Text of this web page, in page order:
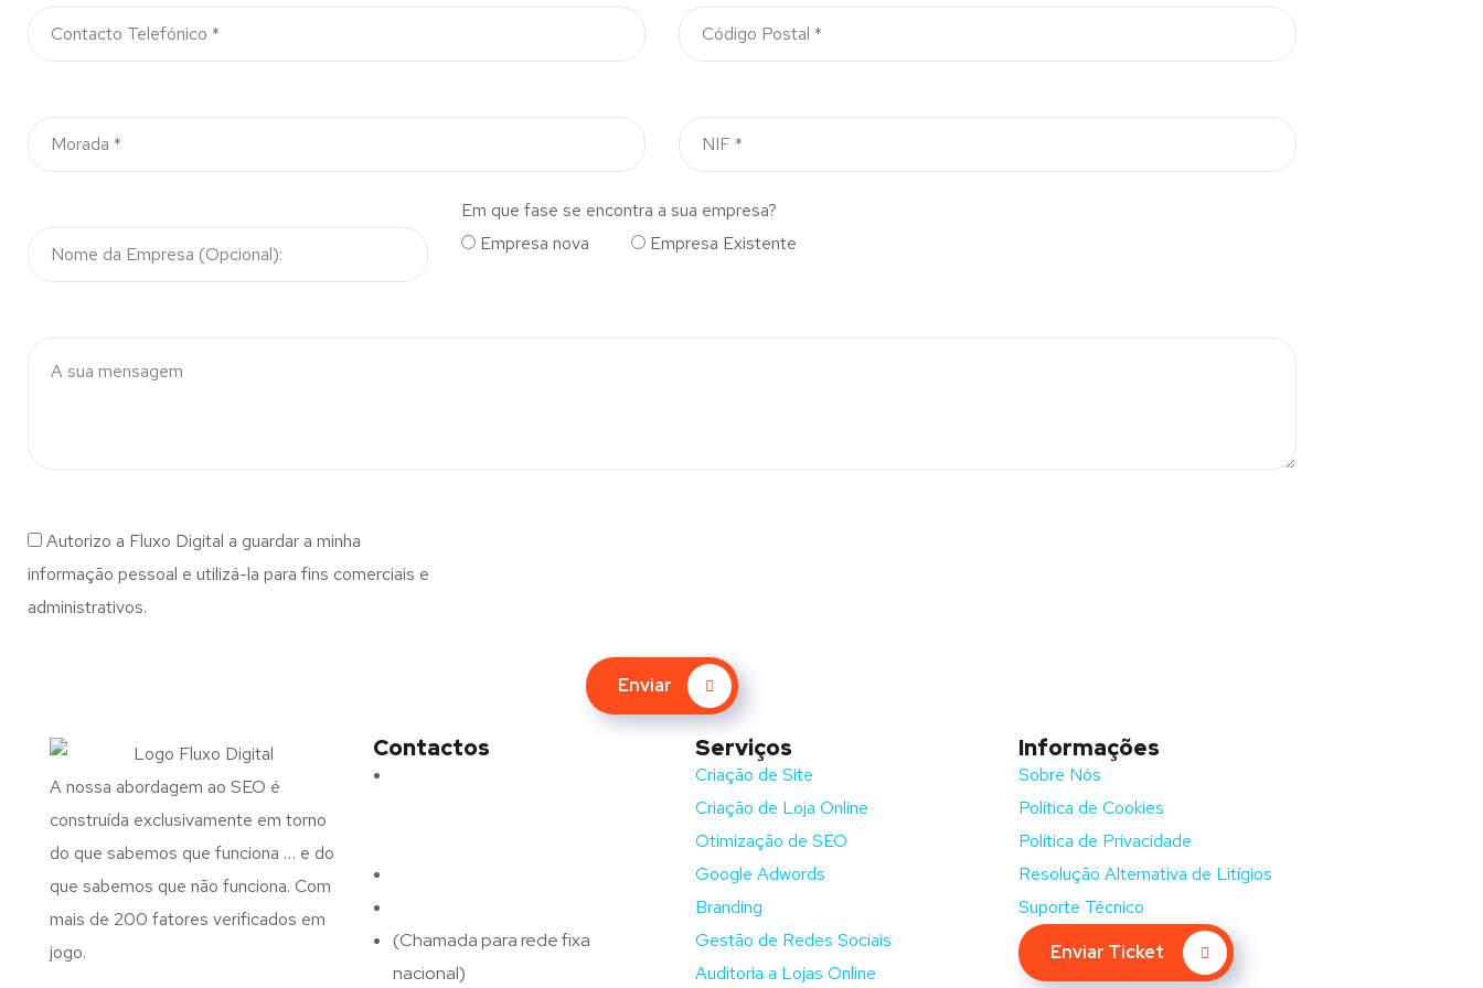
Em que fase se encontra a sua empresa?
Empresa nova
Empresa Existente
Autorizo a Fluxo Digital a guardar a minha
informação pessoal e utilizá-la para fins comerciais e
administrativos.
Enviar
A nossa abordagem ao SEO é
construída exclusivamente em torno
do que sabemos que funciona … e do
que sabemos que não funciona. Com
mais de 200 fatores verificados em
jogo.
Contactos
(Chamada para rede fixa
nacional)
Serviços
Criação de Site
Criação de Loja Online
Otimização de SEO
Google Adwords
Branding
Gestão de Redes Sociais
Auditoria a Lojas Online
Informações
Sobre Nós
Política de Cookies
Política de Privacidade
Resolução Alternativa de Litígios
Suporte Técnico
Enviar Ticket